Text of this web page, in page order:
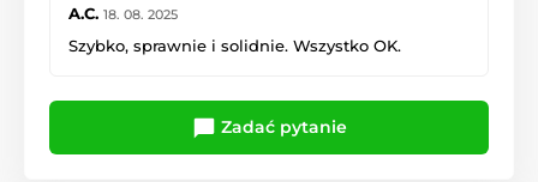
A.C. 18. 08. 2025
Szybko, sprawnie i solidnie. Wszystko OK.
Zadać pytanie